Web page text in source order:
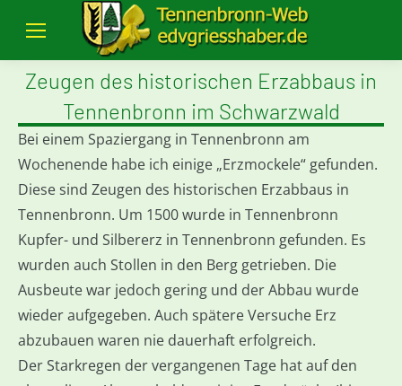
Zeugen des historischen Erzabbaus in
Tennenbronn im Schwarzwald
Bei einem Spaziergang in Tennenbronn am
Wochenende habe ich einige „Erzmockele“ gefunden.
Diese sind Zeugen des historischen Erzabbaus in
Tennenbronn. Um 1500 wurde in Tennenbronn
Kupfer- und Silbererz in Tennenbronn gefunden. Es
wurden auch Stollen in den Berg getrieben. Die
Ausbeute war jedoch gering und der Abbau wurde
wieder aufgegeben. Auch spätere Versuche Erz
abzubauen waren nie dauerhaft erfolgreich.
Der Starkregen der vergangenen Tage hat auf den